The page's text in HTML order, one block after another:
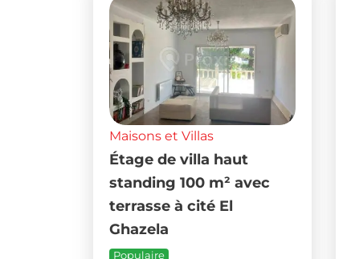
Maisons et Villas
Étage de villa haut
standing 100 m² avec
terrasse à cité El
Ghazela
Populaire